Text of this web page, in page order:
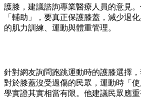
護膝，建議諮詢專業醫療人員的意見
「輔助」，要真正保護膝蓋，減少退
的肌力訓練、運動與體重管理。
針對網友詢問跑跳運動時的護膝選擇，
對於膝蓋沒受過傷的民眾，運動時「
學實證其實相當有限。他建議民眾應